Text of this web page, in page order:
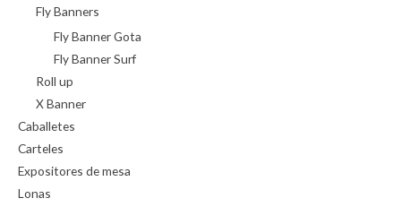
Fly Banners
Fly Banner Gota
Fly Banner Surf
Roll up
X Banner
Caballetes
Carteles
Expositores de mesa
Lonas